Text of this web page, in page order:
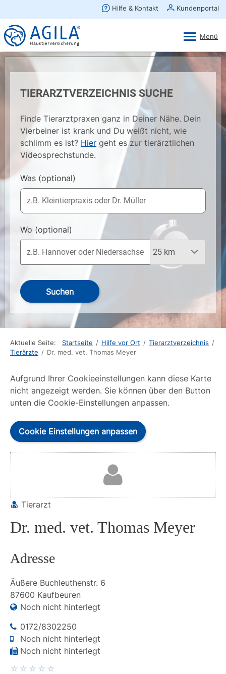
TIERARZTVERZEICHNIS SUCHE
Finde Tierarztpraxen ganz in Deiner Nähe. Dein
Vierbeiner ist krank und Du weißt nicht, wie
schlimm es ist? Hier geht es zur tierärztlichen
Videosprechstunde.
Was (optional)
Wo (optional)
Suchen
Aktuelle Seite: Startseite / Hilfe vor Ort / Tierarztverzeichnis /
Tierärzte / Dr. med. vet. Thomas Meyer
Aufgrund Ihrer Cookieeinstellungen kann diese Karte
nicht angezeigt werden. Sie können über den Button
unten die Cookie-Einstellungen anpassen.
Cookie Einstellungen anpassen
Tierarzt
Dr. med. vet. Thomas Meyer
Adresse
Äußere Buchleuthenstr. 6
87600 Kaufbeuren
Noch nicht hinterlegt
0172/8302250
Noch nicht hinterlegt
Noch nicht hinterlegt
×
AGILA Kunden-App
Gratis - Im Play Store laden
Ansehen